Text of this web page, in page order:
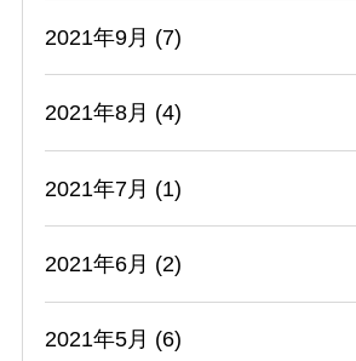
2021年9月 (7)
2021年8月 (4)
2021年7月 (1)
2021年6月 (2)
2021年5月 (6)